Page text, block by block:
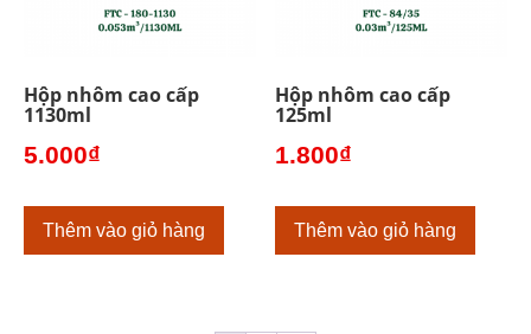
Hộp nhôm cao cấp
1130ml
5.000₫
Thêm vào giỏ hàng
Hộp nhôm cao cấp
125ml
1.800₫
Thêm vào giỏ hàng